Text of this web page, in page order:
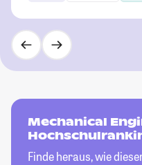
Mechanical
Finde heraus, wie